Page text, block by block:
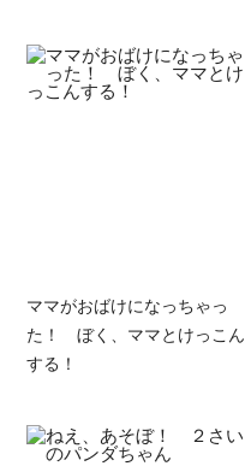
ママがおばけになっちゃっ
た！ ぼく、ママとけっこん
する！